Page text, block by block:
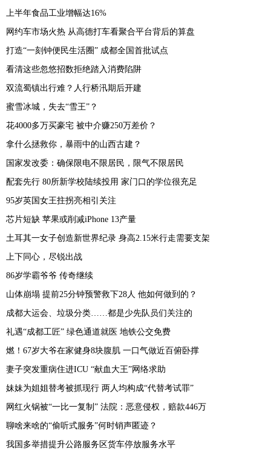
上半年食品工业增幅达16%
网约车市场火热 从高德打车看聚合平台背后的算盘
打造“一刻钟便民生活圈” 成都全国首批试点
看清这些忽悠招数拒绝踏入消费陷阱
双流蜀镇出行难？人行桥汛期后开建
蜜雪冰城，失去“雪王”？
花4000多万买豪宅 被中介赚250万差价？
拿什么拯救你，暴雨中的山西古建？
国家发改委：确保限电不限居民，限气不限居民
配套先行 80所新学校陆续投用 家门口的学位很充足
95岁英国女王拄拐亮相引关注
芯片短缺 苹果或削减iPhone 13产量
土耳其一女子创造新世界纪录 身高2.15米行走需要支架
上下同心，尽锐出战
86岁学霸爷爷 传奇继续
山体崩塌 提前25分钟预警救下28人 他如何做到的？
成都大运会、垃圾分类……都是少先队员们关注的
礼遇“成都工匠” 绿色通道就医 地铁公交免费
燃！67岁大爷在家健身8块腹肌 一口气做近百俯卧撑
妻子突发重病住进ICU “献血大王”网络求助
妹妹为姐姐替考被抓现行 两人均构成“代替考试罪”
网红火锅被“一比一复制” 法院：恶意侵权，赔款446万
聊啥来啥的“偷听式服务”何时销声匿迹？
我国多举措提升公路服务区货车停放服务水平